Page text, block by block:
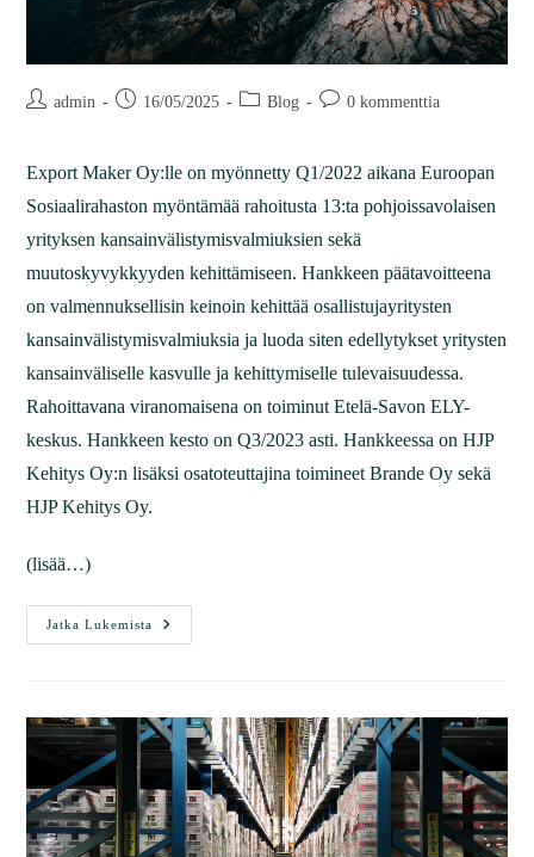
admin 16/05/2025 Blog 0 kommenttia
Export Maker Oy:lle on myönnetty Q1/2022 aikana Euroopan
Sosiaalirahaston myöntämää rahoitusta 13:ta pohjoissavolaisen
yrityksen kansainvälistymisvalmiuksien sekä
muutoskyvykkyyden kehittämiseen. Hankkeen päätavoitteena
on valmennuksellisin keinoin kehittää osallistujayritysten
kansainvälistymisvalmiuksia ja luoda siten edellytykset yritysten
kansainväliselle kasvulle ja kehittymiselle tulevaisuudessa.
Rahoittavana viranomaisena on toiminut Etelä-Savon ELY-
keskus. Hankkeen kesto on Q3/2023 asti. Hankkeessa on HJP
Kehitys Oy:n lisäksi osatoteuttajina toimineet Brande Oy sekä
HJP Kehitys Oy.
(lisää…)
Jatka Lukemista